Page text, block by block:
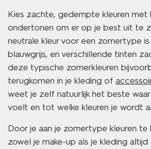
Kies zachte, gedempte kleuren met
ondertonen om er op je best uit te
neutrale kleur voor een zomertype is
blauwgrijs, en verschillende tinten
deze typische zomerkleuren
terugkomen in je kleding of
weet je zelf natuurlijk het beste
voelt en tot welke kleuren je wordt
Door je aan je zomertype kleuren te
zowel je make-up als je kleding altijd